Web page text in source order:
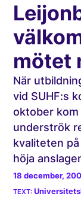
mötet
När
vid SUHF:s
oktober kom
underströk
kvaliteten
höja
18 december,